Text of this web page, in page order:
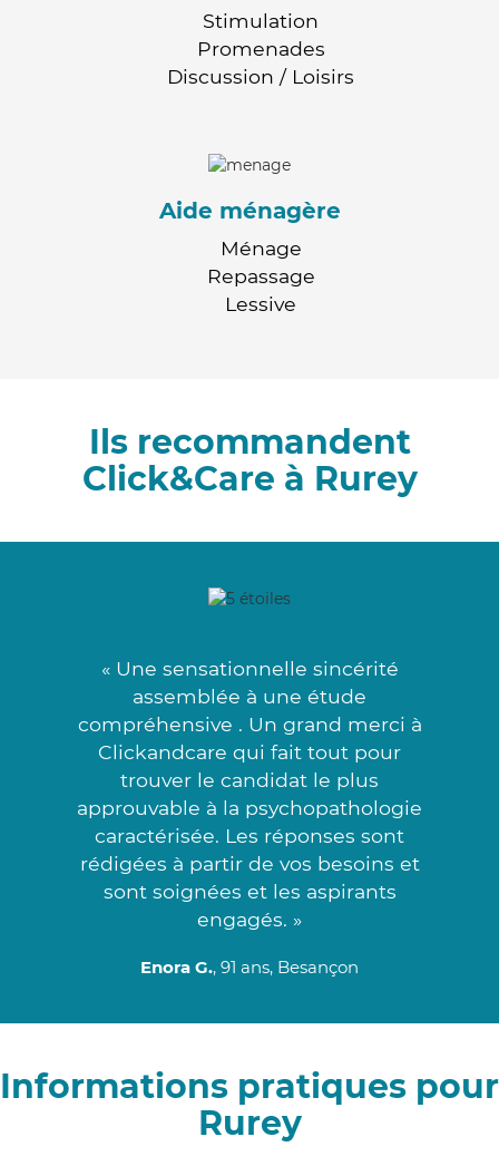
Stimulation
Promenades
Discussion / Loisirs
Aide ménagère
Ménage
Repassage
Lessive
Ils recommandent
Click&Care à Rurey
« Une sensationnelle sincérité
assemblée à une étude
compréhensive . Un grand merci à
Clickandcare qui fait tout pour
trouver le candidat le plus
approuvable à la psychopathologie
caractérisée. Les réponses sont
rédigées à partir de vos besoins et
sont soignées et les aspirants
engagés. »
Enora G., 91 ans, Besançon
Informations pratiques pour
Rurey